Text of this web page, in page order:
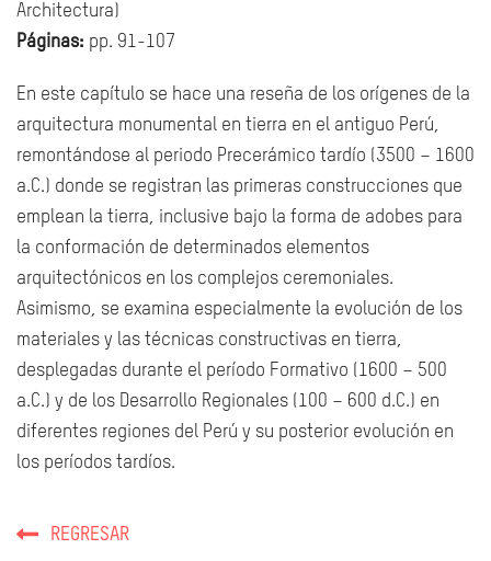
Architectura)
Páginas: pp. 91-107
En este capítulo se hace una reseña de los orígenes de la
arquitectura monumental en tierra en el antiguo Perú,
remontándose al periodo Precerámico tardío (3500 – 1600
a.C.) donde se registran las primeras construcciones que
emplean la tierra, inclusive bajo la forma de adobes para
la conformación de determinados elementos
arquitectónicos en los complejos ceremoniales.
Asimismo, se examina especialmente la evolución de los
materiales y las técnicas constructivas en tierra,
desplegadas durante el período Formativo (1600 – 500
a.C.) y de los Desarrollo Regionales (100 – 600 d.C.) en
diferentes regiones del Perú y su posterior evolución en
los períodos tardíos.
REGRESAR